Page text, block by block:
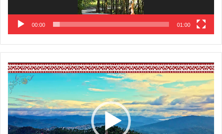
00:00 01:00
Video
Player